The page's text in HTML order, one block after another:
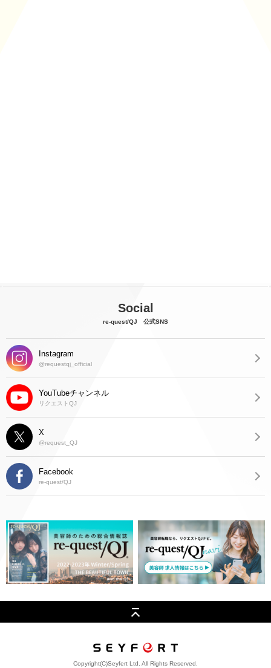
Social
re-quest/QJ 公式SNS
Instagram
@requestqj_official
YouTubeチャンネル
リクエストQJ
X
@request_QJ
Facebook
re-quest/QJ
Copyright(C)Seyfert Ltd. All Rights Reserved.